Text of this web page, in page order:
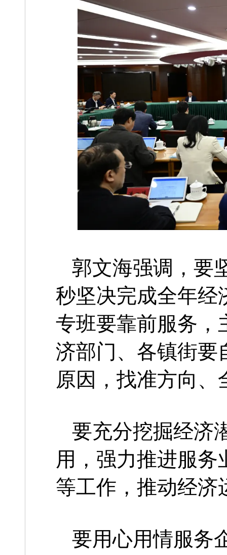
郭文海强调，要
秒坚决完成全年经
专班要靠前服务，
济部门、各镇街要
原因，找准方向、
要充分挖掘经济
用，强力推进服
等工作，推动经济
要用心用情服务